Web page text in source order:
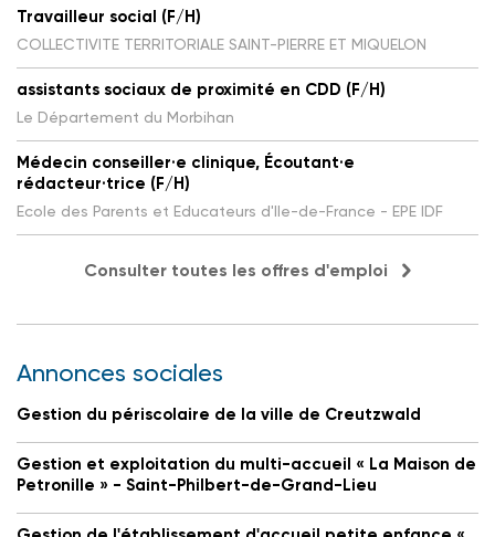
Travailleur social (F/H)
COLLECTIVITE TERRITORIALE SAINT-PIERRE ET MIQUELON
assistants sociaux de proximité en CDD (F/H)
Le Département du Morbihan
Médecin conseiller·e clinique, Écoutant·e
rédacteur·trice (F/H)
Ecole des Parents et Educateurs d'Ile-de-France - EPE IDF
Consulter toutes les offres d'emploi
Annonces sociales
Gestion du périscolaire de la ville de Creutzwald
Gestion et exploitation du multi-accueil « La Maison de
Petronille » - Saint-Philbert-de-Grand-Lieu